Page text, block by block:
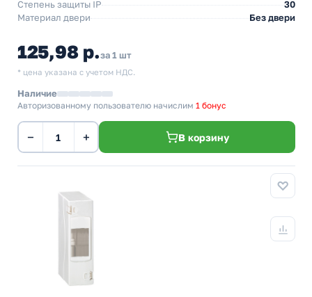
Степень защиты IP
30
Материал двери
Без двери
125,98 р.за 1 шт
* цена указана с учетом НДС.
Наличие
Авторизованному пользователю начислим 1 бонус
− + В корзину